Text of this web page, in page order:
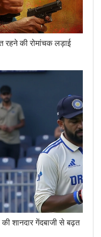
रहने की रोमांचक लड़ाई
शानदार गेंदबाजी से बढ़त